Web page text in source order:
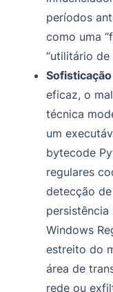
períodos
como uma
“utilitário de
eficaz, o
técnica
um
bytecode
regulares
detecção
Windows
estreito do
área de
rede ou